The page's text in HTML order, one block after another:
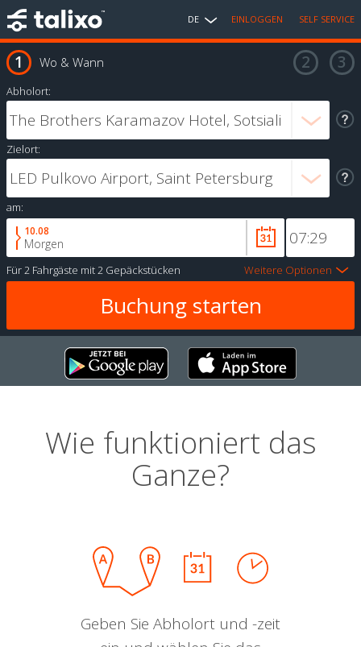
DE EINLOGGEN SELF SERVICE
Wo & Wann
Abholort:
Zielort:
am:
10.08
Morgen
Für2 Fahrgäste mit2 Gepäckstücken Weitere Optionen
Wie funktioniert das
Ganze?
Geben Sie Abholort und -zeit